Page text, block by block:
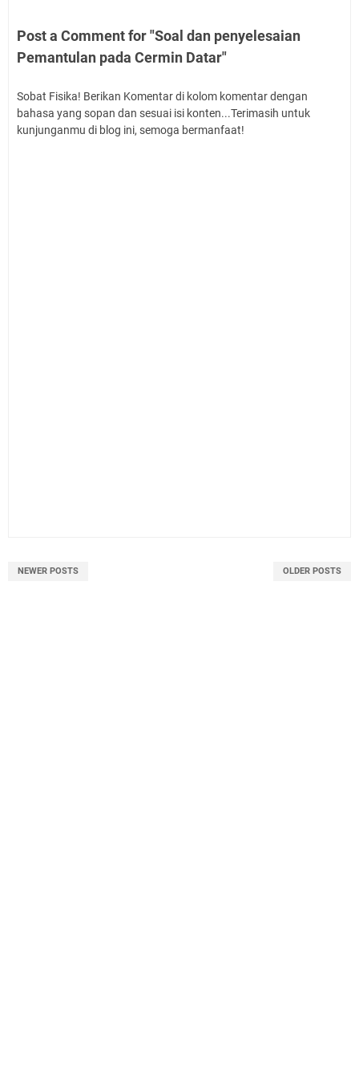
Post a Comment for "Soal dan penyelesaian
Pemantulan pada Cermin Datar"
Sobat Fisika! Berikan Komentar di kolom komentar dengan
bahasa yang sopan dan sesuai isi konten...Terimasih untuk
kunjunganmu di blog ini, semoga bermanfaat!
NEWER POSTS OLDER POSTS